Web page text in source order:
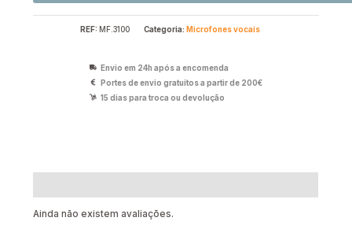
REF: MF.3100 Categoria: Microfones vocais
Envio em 24h após a encomenda
Portes de envio gratuitos a partir de 200€
15 dias para troca ou devolução
Ainda não existem avaliações.